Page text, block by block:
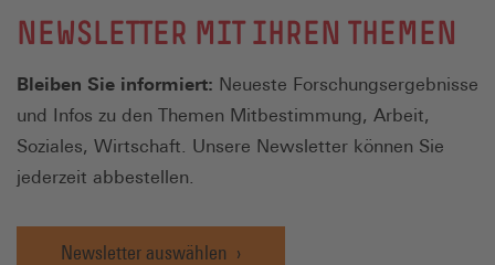
NEWSLETTER MIT IHREN THEMEN
Bleiben Sie informiert: Neueste Forschungsergebnisse
und Infos zu den Themen Mitbestimmung, Arbeit,
Soziales, Wirtschaft. Unsere Newsletter können Sie
jederzeit abbestellen.
Newsletter auswählen